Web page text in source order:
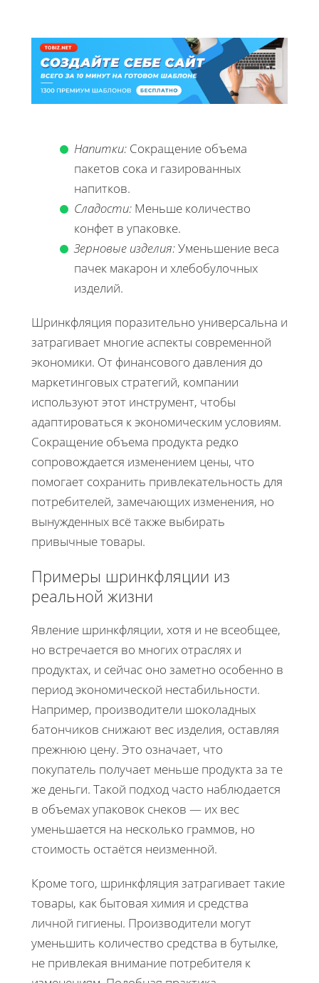
Напитки: Сокращение объема
пакетов сока и газированных
напитков.
Сладости: Меньше количество
конфет в упаковке.
Зерновые изделия:Уменьшение веса
пачек макарон и хлебобулочных
изделий.
Шринкфляция поразительно универсальна и
затрагивает многие аспекты современной
экономики. От финансового давления до
маркетинговых стратегий, компании
используют этот инструмент, чтобы
адаптироваться к экономическим условиям.
Сокращение объема продукта редко
сопровождается изменением цены, что
помогает сохранить привлекательность для
потребителей, замечающих изменения, но
вынужденных всё также выбирать
привычные товары.
Примеры шринкфляции из
реальной жизни
Явление шринкфляции, хотя и не всеобщее,
но встречается во многих отраслях и
продуктах, и сейчас оно заметно особенно в
период экономической нестабильности.
Например, производители шоколадных
батончиков снижают вес изделия, оставляя
прежнюю цену. Это означает, что
покупатель получает меньше продукта за те
же деньги. Такой подход часто наблюдается
в объемах упаковок снеков — их вес
уменьшается на несколько граммов, но
стоимость остаётся неизменной.
Кроме того, шринкфляция затрагивает такие
товары, как бытовая химия и средства
личной гигиены. Производители могут
уменьшить количество средства в бутылке,
не привлекая внимание потребителя к